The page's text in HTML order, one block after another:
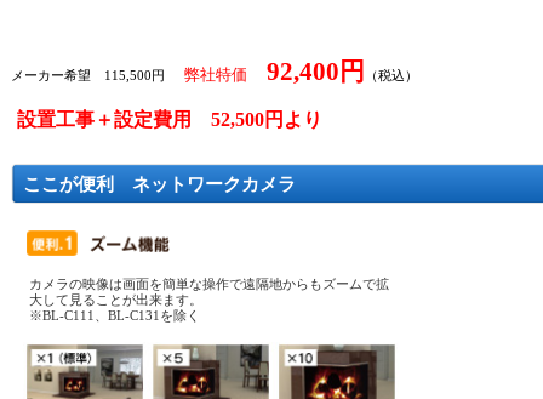
メーカー希望 115,500円 弊社特価 92,400円 （税込）
設置工事＋設定費用 52,500円より
ここが便利 ネットワークカメラ
カメラの映像は画面を簡単な操作で遠隔地からもズームで拡
大して見ることが出来ます。
※BL-C111、BL-C131を除く